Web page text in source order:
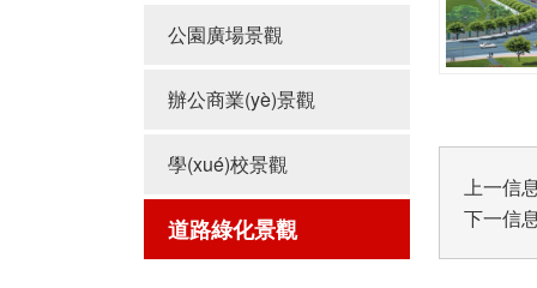
公園廣場景觀
辦公商業(yè)景觀
學(xué)校景觀
道路綠化景觀
上一信
下一信